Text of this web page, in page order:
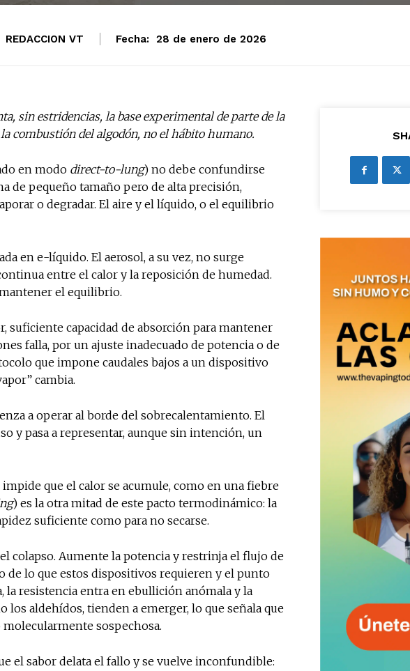
No te pierdas de las últimas
Suscríbete a nuestro boletín diario y recibe todas las
noticias del vapeo y la reducción de daños en tu correo
electrónico.
Subscribe to our daily clipping and receive all the news
SUBSCRIBIRSE
REDACCION VT Fecha: 28 de enero de 2026
sin estridencias, la base experimental de parte de la
combustión del algodón, no el hábito humano.
en modo direct-to-lung) no debe confundirse
de pequeño tamaño pero de alta precisión,
o degradar. El aire y el líquido, o el equilibrio
en e-líquido. El aerosol, a su vez, no surge
entre el calor y la reposición de humedad.
el equilibrio.
suficiente capacidad de absorción para mantener
falla, por un ajuste inadecuado de potencia o de
que impone caudales bajos a un dispositivo
cambia.
a operar al borde del sobrecalentamiento. El
y pasa a representar, aunque sin intención, un
que el calor se acumule, como en una fiebre
) es la otra mitad de este pacto termodinámico: la
suficiente como para no secarse.
colapso. Aumente la potencia y restrinja el flujo de
de lo que estos dispositivos requieren y el punto
la resistencia entra en ebullición anómala y la
aldehídos, tienden a emerger, lo que señala que
sospechosa.
el sabor delata el fallo y se vuelve inconfundible: